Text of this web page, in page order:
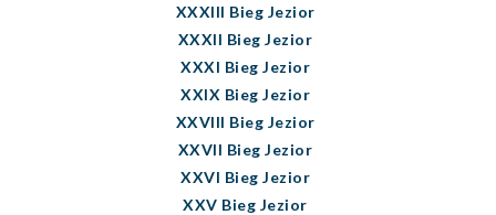
XXXIII Bieg Jezior
XXXII Bieg Jezior
XXXI Bieg Jezior
XXIX Bieg Jezior
XXVIII Bieg Jezior
XXVII Bieg Jezior
XXVI Bieg Jezior
XXV Bieg Jezior